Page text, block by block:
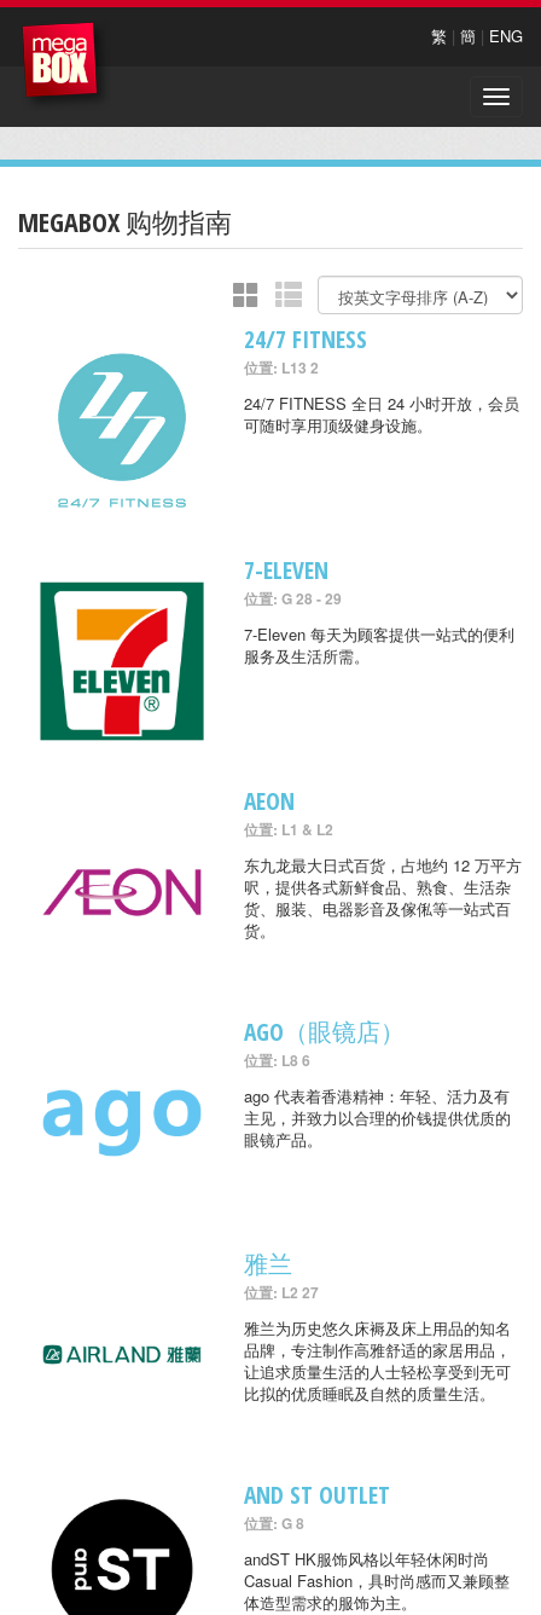
繁 | 簡 | ENG
Toggle
MEGABOX 购物指南
24/7 FITNESS
位置: L13 2
24/7 FITNESS 全日 24 小时开放，会员
可随时享用顶级健身设施。
7-ELEVEN
位置: G 28 - 29
7-Eleven 每天为顾客提供一站式的便利
服务及生活所需。
AEON
位置: L1 & L2
东九龙最大日式百货，占地约 12 万平方
呎，提供各式新鲜食品、熟食、生活杂
货、服装、电器影音及傢俬等一站式百
货。
AGO（眼镜店）
位置: L8 6
ago 代表着香港精神：年轻、活力及有
主见，并致力以合理的价钱提供优质的
眼镜产品。
雅兰
位置: L2 27
雅兰为历史悠久床褥及床上用品的知名
品牌，专注制作高雅舒适的家居用品，
让追求质量生活的人士轻松享受到无可
比拟的优质睡眠及自然的质量生活。
AND ST OUTLET
位置: G 8
andST HK服饰风格以年轻休闲时尚
Casual Fashion，具时尚感而又兼顾整
体造型需求的服饰为主。